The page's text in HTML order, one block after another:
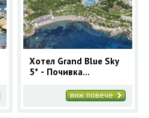
Хотел Grand Blue Sky
5* - Почивка
нощувки Лято 2026
виж повече